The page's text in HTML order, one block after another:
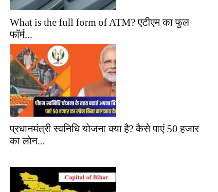
What is the full form of ATM? एटीएम का फुल
फॉर्म...
प्रधानमंत्री स्वनिधि योजना क्या है? कैसे पाएं 50 हजार
का लोन...